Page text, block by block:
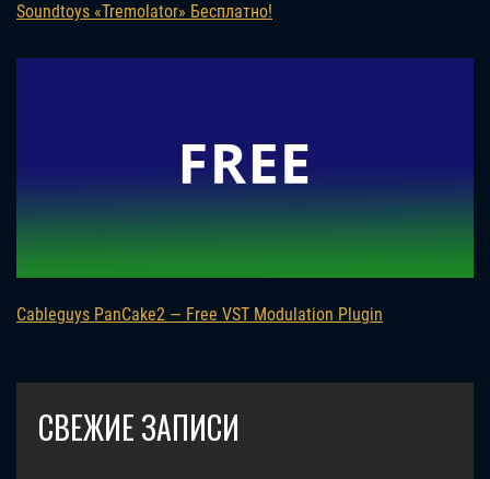
Soundtoys «Tremolator» Бесплатно!
Cableguys PanCake2 — Free VST Modulation Plugin
СВЕЖИЕ ЗАПИСИ